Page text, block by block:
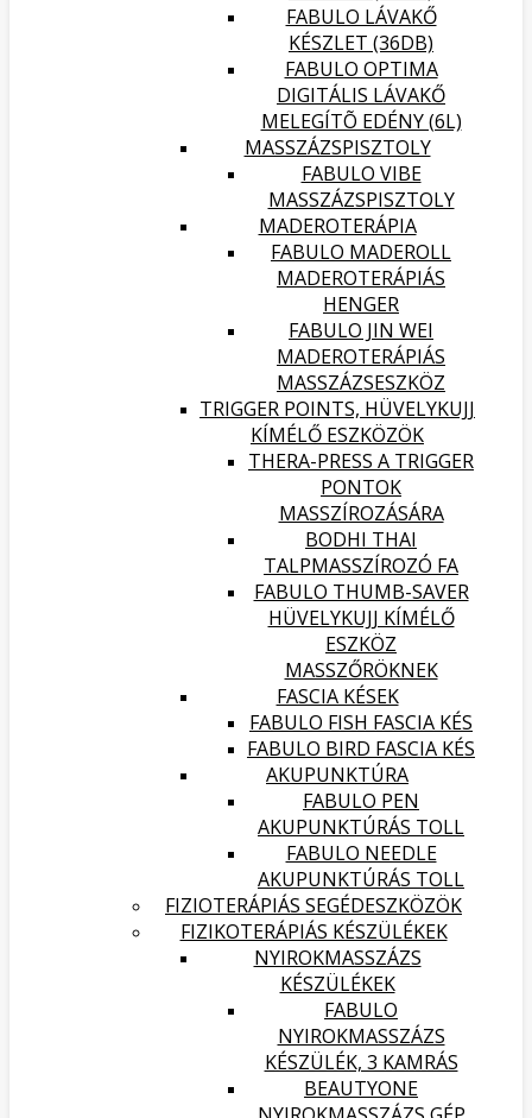
FABULO LÁVAKŐ
KÉSZLET (36DB)
FABULO OPTIMA
DIGITÁLIS LÁVAKŐ
MELEGÍTÕ EDÉNY (6L)
MASSZÁZSPISZTOLY
FABULO VIBE
MASSZÁZSPISZTOLY
MADEROTERÁPIA
FABULO MADEROLL
MADEROTERÁPIÁS
HENGER
FABULO JIN WEI
MADEROTERÁPIÁS
MASSZÁZSESZKÖZ
TRIGGER POINTS, HÜVELYKUJJ
KÍMÉLŐ ESZKÖZÖK
THERA-PRESS A TRIGGER
PONTOK
MASSZÍROZÁSÁRA
BODHI THAI
TALPMASSZÍROZÓ FA
FABULO THUMB-SAVER
HÜVELYKUJJ KÍMÉLŐ
ESZKÖZ
MASSZŐRÖKNEK
FASCIA KÉSEK
FABULO FISH FASCIA KÉS
FABULO BIRD FASCIA KÉS
AKUPUNKTÚRA
FABULO PEN
AKUPUNKTÚRÁS TOLL
FABULO NEEDLE
AKUPUNKTÚRÁS TOLL
FIZIOTERÁPIÁS SEGÉDESZKÖZÖK
FIZIKOTERÁPIÁS KÉSZÜLÉKEK
NYIROKMASSZÁZS
KÉSZÜLÉKEK
FABULO
NYIROKMASSZÁZS
KÉSZÜLÉK, 3 KAMRÁS
BEAUTYONE